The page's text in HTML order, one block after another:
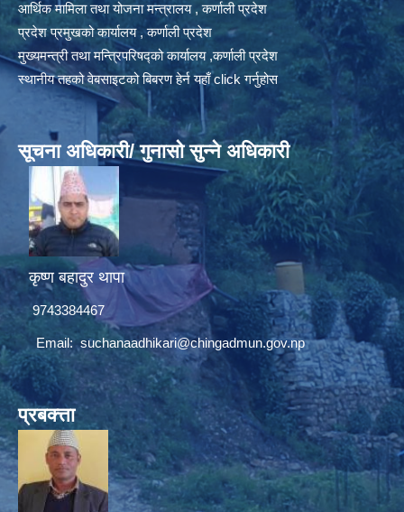
आर्थिक मामिला तथा योजना मन्त्रालय , कर्णाली प्रदेश
प्रदेश प्रमुखको कार्यालय , कर्णाली प्रदेश
मुख्यमन्त्री तथा मन्त्रिपरिषद्को कार्यालय ,कर्णाली प्रदेश
स्थानीय तहको वेबसाइटको बिबरण हेर्न यहाँ click गर्नुहोस
सूचना अधिकारी/ गुनासो सुन्ने अधिकारी
कृष्ण बहादुर थापा
9743384467
Email:suchanaadhikari@chingadmun.gov.np
प्रबक्त्ता